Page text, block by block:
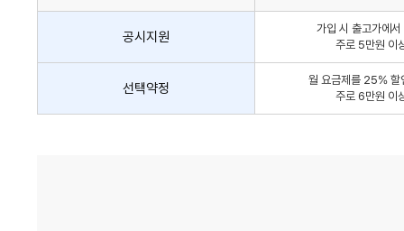
인
방
략
공시지원
가입 시 출고가에
주로 5만원 이
선택약정
월 요금제를 25% 할
주로 6만원 이